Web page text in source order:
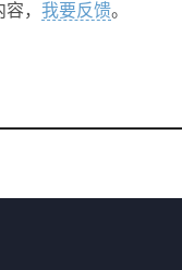
， 我要反馈。